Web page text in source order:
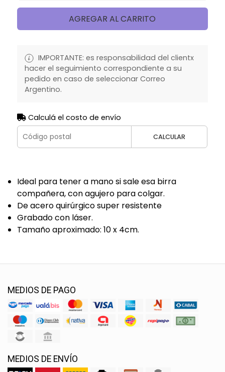
AGREGAR AL CARRITO
IMPORTANTE: es responsabilidad del clientx
hacer el seguimiento correspondiente a su
pedido en caso de seleccionar Correo
Argentino.
Calculá el costo de envío
CALCULAR
Ideal para tener a mano si sale esa birra
compañera, con agujero para colgar.
De acero quirúrgico super resistente
Grabado con láser.
Tamaño aproximado: 10 x 4cm.
MEDIOS DE PAGO
MEDIOS DE ENVÍO